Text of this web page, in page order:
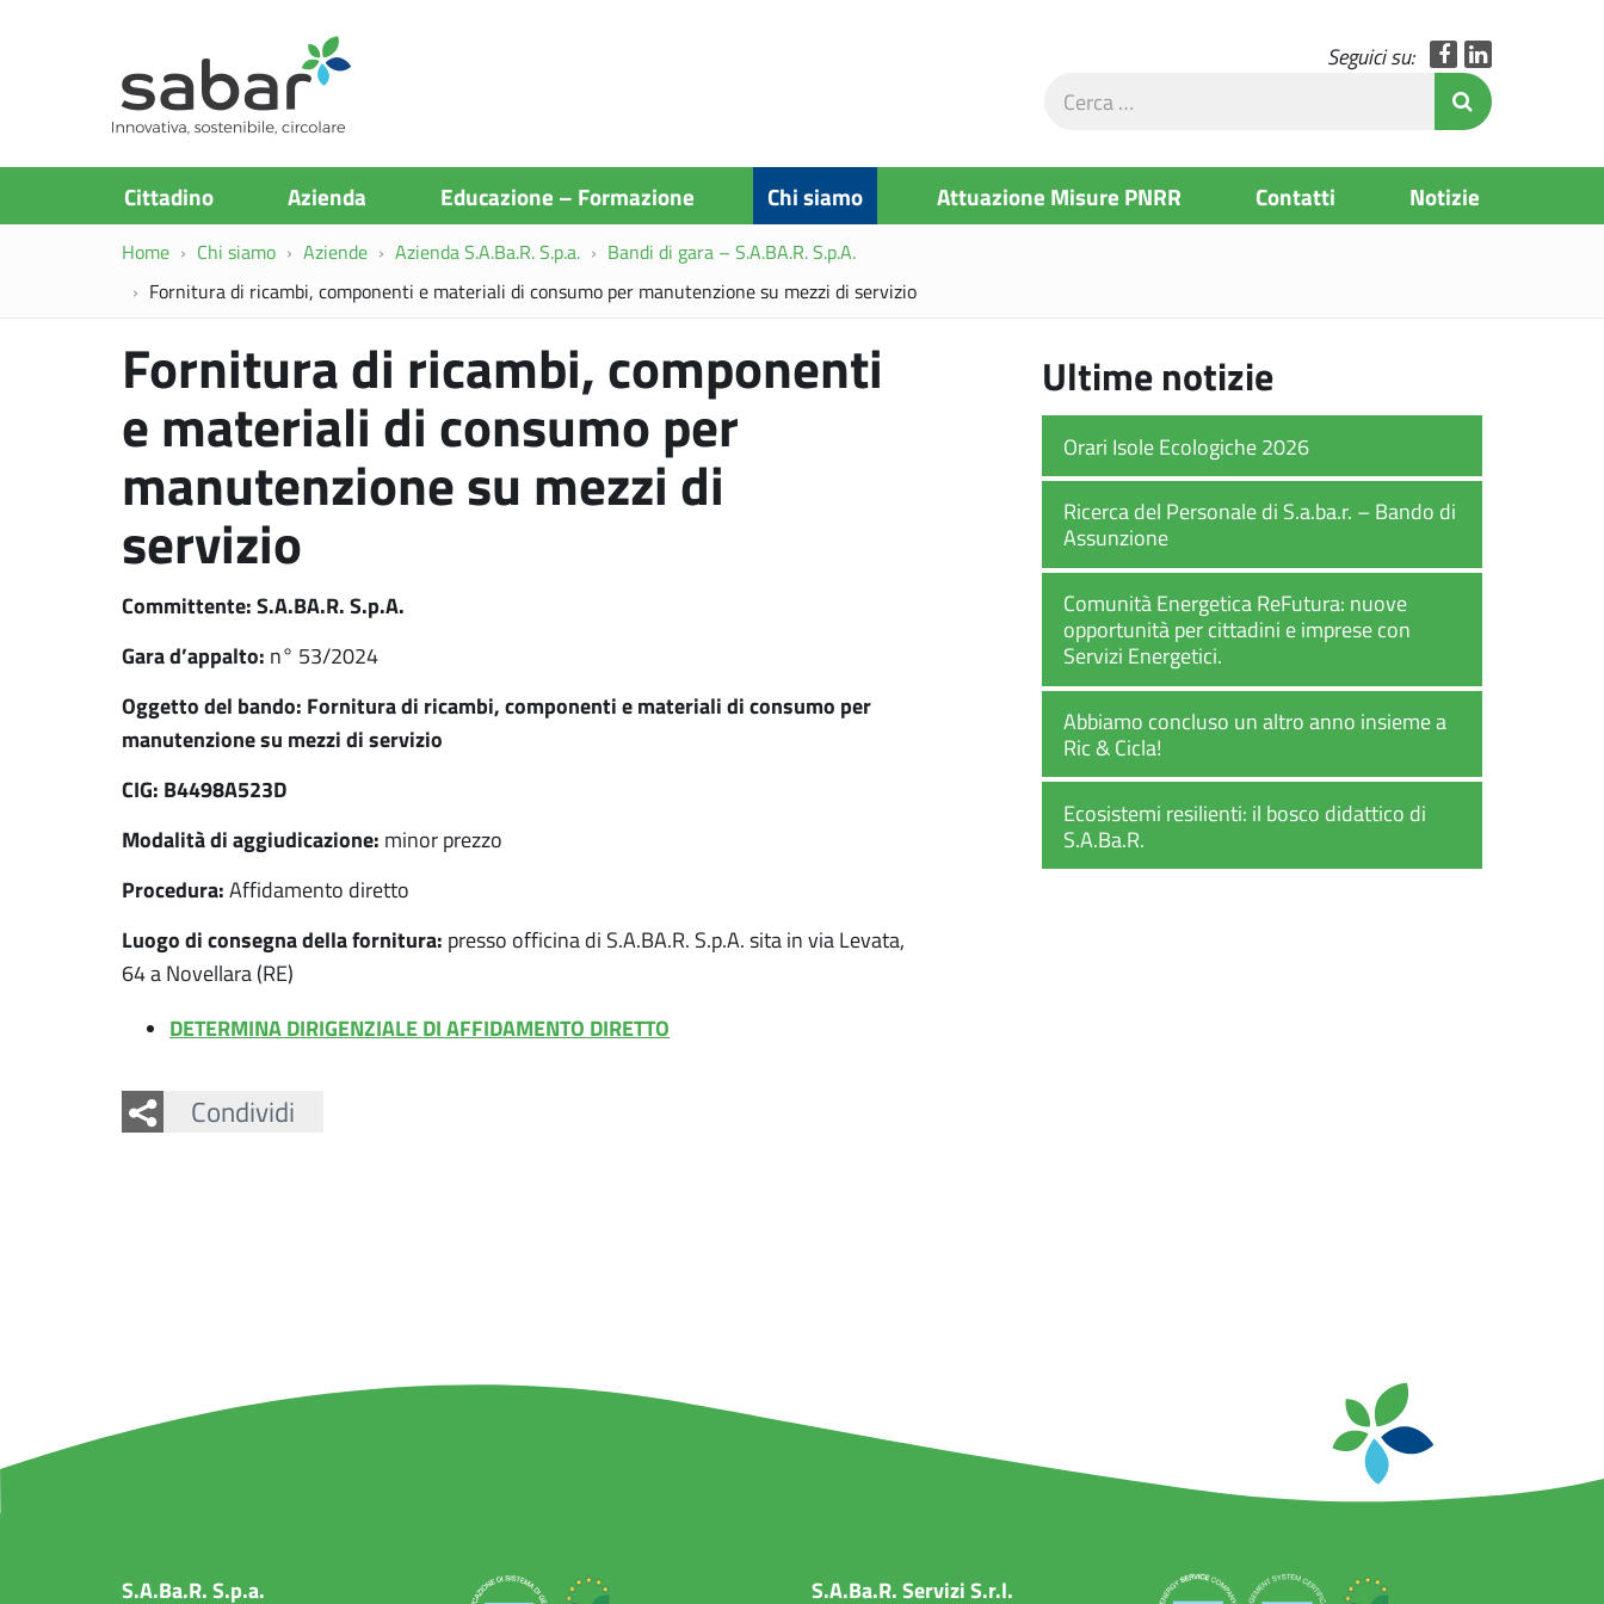
Seguici su: Facebook
Cerca
Invia Ricerca
Cittadino Azienda Educazione – Formazione Chi siamo Attuazione Misure PNRR Contatti Notizie
Home Chi siamo Aziende Azienda S.A.Ba.R. S.p.a.
Bandi di gara – S.A.BA.R. S.p.A.
Fornitura di ricambi, componenti e materiali di consumo per manutenzione su mezzi di servizio
Fornitura di ricambi, componenti
e materiali di consumo per
manutenzione su mezzi di
servizio
Committente: S.A.BA.R. S.p.A.
Gara d’appalto: n° 53/2024
Oggetto del bando: Fornitura di ricambi, componenti e materiali di consumo per
manutenzione su mezzi di servizio
CIG: B4498A523D
Modalità di aggiudicazione: minor prezzo
Procedura: Affidamento diretto
Luogo di consegna della fornitura: presso officina di S.A.BA.R. S.p.A. sita in via Levata,
64 a Novellara (RE)
DETERMINA DIRIGENZIALE DI AFFIDAMENTO DIRETTO
Condividi
Facebook
Twitter
Ultime notizie
Orari Isole Ecologiche 2026
Ricerca del Personale di S.a.ba.r. – Bando di
Assunzione
Comunità Energetica ReFutura: nuove
opportunità per cittadini e imprese con
Servizi Energetici.
Abbiamo concluso un altro anno insieme a
Ric & Cicla!
Ecosistemi resilienti: il bosco didattico di
S.A.Ba.R.
S.A.Ba.R. S.p.a. S.A.Ba.R. Servizi S.r.l.